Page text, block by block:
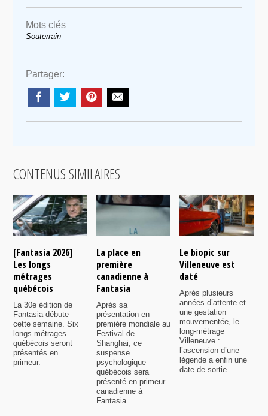
Mots clés
Souterrain
Partager:
CONTENUS SIMILAIRES
[Fantasia 2026]
Les longs
métrages
québécois
La 30e édition de
Fantasia débute
cette semaine. Six
longs métrages
québécois seront
présentés en
primeur.
La place en
première
canadienne à
Fantasia
Après sa
présentation en
première mondiale au
Festival de
Shanghai, ce
suspense
psychologique
québécois sera
présenté en primeur
canadienne à
Fantasia.
Le biopic sur
Villeneuve est
daté
Après plusieurs
années d’attente et
une gestation
mouvementée, le
long-métrage
Villeneuve :
l’ascension d’une
légende a enfin une
date de sortie.